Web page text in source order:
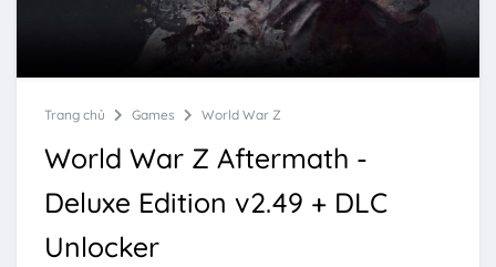
Trang chủ Games World War Z
World War Z Aftermath -
Deluxe Edition v2.49 + DLC
Unlocker